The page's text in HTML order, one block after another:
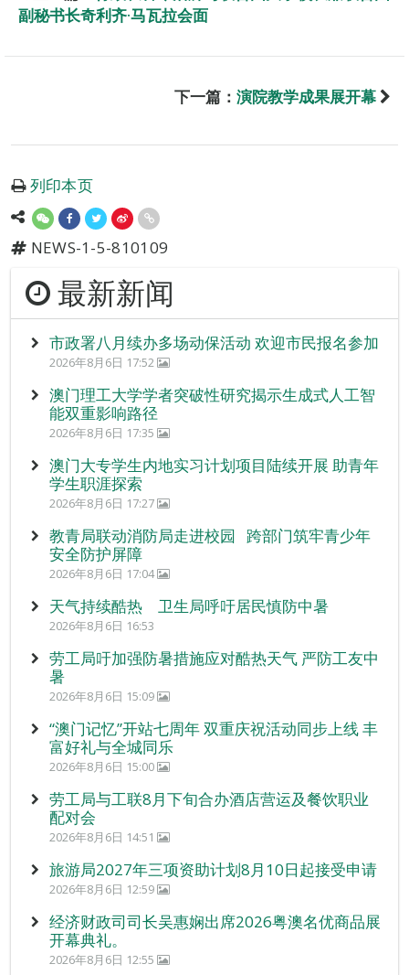
副秘书长奇利齐·马瓦拉会面
下一篇： 演院教学成果展开幕
列印本页
NEWS-1-5-810109
最新新闻
市政署八月续办多场动保活动 欢迎市民报名参加
2026年8月6日 17:52
澳门理工大学学者突破性研究揭示生成式人工智
能双重影响路径
2026年8月6日 17:35
澳门大专学生内地实习计划项目陆续开展 助青年
学生职涯探索
2026年8月6日 17:27
教青局联动消防局走进校园 跨部门筑牢青少年
安全防护屏障
2026年8月6日 17:04
天气持续酷热 卫生局呼吁居民慎防中暑
2026年8月6日 16:53
劳工局吁加强防暑措施应对酷热天气 严防工友中
暑
2026年8月6日 15:09
“澳门记忆”开站七周年 双重庆祝活动同步上线 丰
富好礼与全城同乐
2026年8月6日 15:00
劳工局与工联8月下旬合办酒店营运及餐饮职业
配对会
2026年8月6日 14:51
旅游局2027年三项资助计划8月10日起接受申请
2026年8月6日 12:59
经济财政司司长吴惠娴出席2026粤澳名优商品展
开幕典礼。
2026年8月6日 12:55